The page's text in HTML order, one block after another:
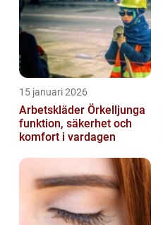
15 januari 2026
Arbetskläder Örkelljunga
funktion, säkerhet och
komfort i vardagen